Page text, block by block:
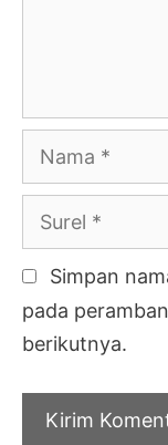
Nama
Surel
Simpan
pada
berikutnya.